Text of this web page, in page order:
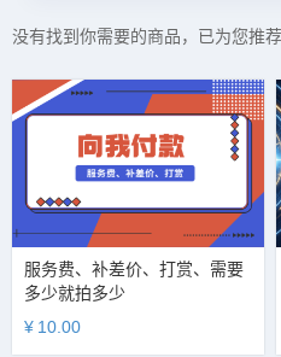
没有找到你需要的商品，已为您推荐
服务费、补差价、打赏、需要
多少就拍多少
¥ 10.00